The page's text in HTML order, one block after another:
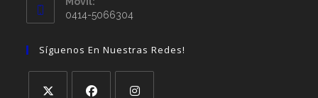
0414-5066304
Síguenos En Nuestras Redes!